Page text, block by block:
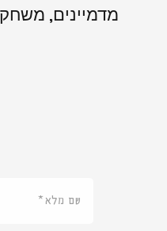
מדמיינים,